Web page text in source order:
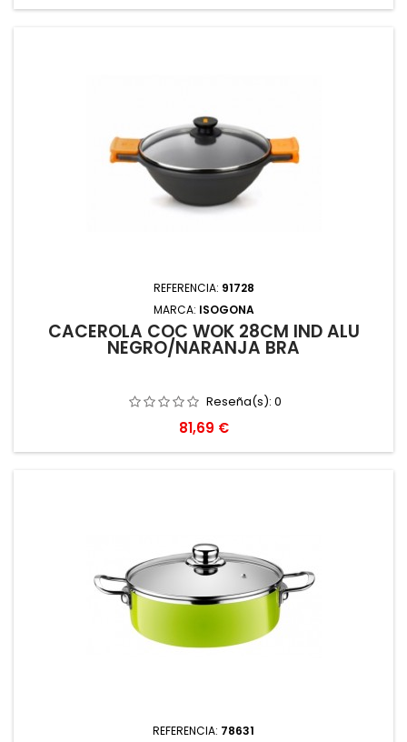
REFERENCIA: 91728
MARCA: ISOGONA
CACEROLA COC WOK 28CM IND ALU
NEGRO/NARANJA BRA
Reseña(s): 0
Precio
81,69 €
REFERENCIA: 78631